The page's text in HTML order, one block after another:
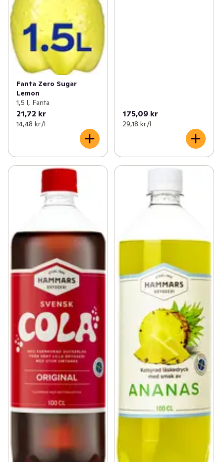
Fanta Zero Sugar
Lemon
1,5 l, Fanta
21,72 kr
14,48 kr /l
175,09 kr
29,18 kr /l